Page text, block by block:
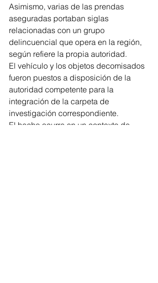
Asimismo, varias de las prendas
aseguradas portaban siglas
relacionadas con un grupo
delincuencial que opera en la región,
según refiere la propia autoridad.
El vehículo y los objetos decomisados
fueron puestos a disposición de la
autoridad competente para la
integración de la carpeta de
investigación correspondiente.
El hecho ocurre en un contexto de